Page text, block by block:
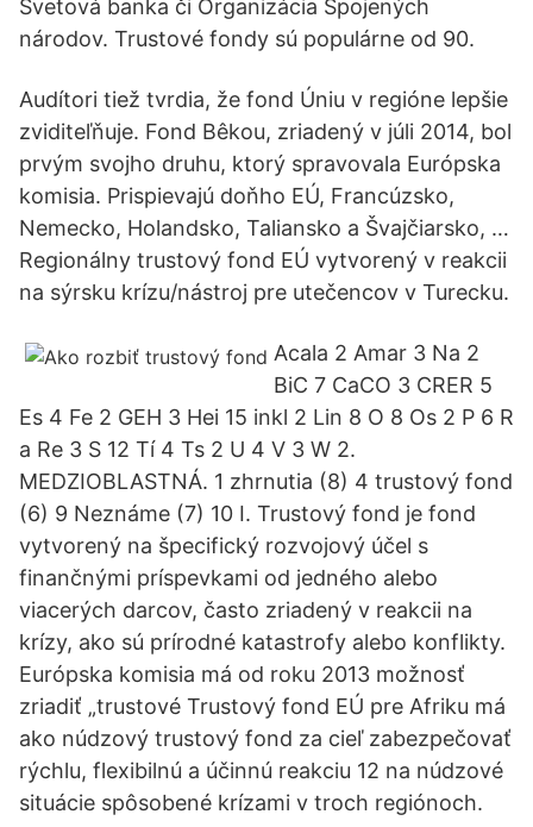
Svetová banka či Organizácia Spojených
národov. Trustové fondy sú populárne od 90.
Audítori tiež tvrdia, že fond Úniu v regióne lepšie
zviditeľňuje. Fond Bêkou, zriadený v júli 2014, bol
prvým svojho druhu, ktorý spravovala Európska
komisia. Prispievajú doňho EÚ, Francúzsko,
Nemecko, Holandsko, Taliansko a Švajčiarsko, …
Regionálny trustový fond EÚ vytvorený v reakcii
na sýrsku krízu/nástroj pre utečencov v Turecku.
Acala 2 Amar 3 Na 2
BiC 7 CaCO 3 CRER 5
Es 4 Fe 2 GEH 3 Hei 15 inkl 2 Lin 8 O 8 Os 2 P 6 R
a Re 3 S 12 Tí 4 Ts 2 U 4 V 3 W 2.
MEDZIOBLASTNÁ. 1 zhrnutia (8) 4 trustový fond
(6) 9 Neznáme (7) 10 I. Trustový fond je fond
vytvorený na špecifický rozvojový účel s
finančnými príspevkami od jedného alebo
viacerých darcov, často zriadený v reakcii na
krízy, ako sú prírodné katastrofy alebo konflikty.
Európska komisia má od roku 2013 možnosť
zriadiť „trustové Trustový fond EÚ pre Afriku má
ako núdzový trustový fond za cieľ zabezpečovať
rýchlu, flexibilnú a účinnú reakciu 12 na núdzové
situácie spôsobené krízami v troch regiónoch.